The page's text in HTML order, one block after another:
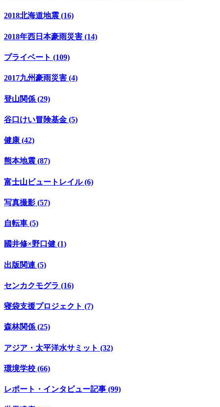
2018北海道地震 (16)
2018年西日本豪雨災害 (14)
プライベート (109)
2017九州豪雨災害 (4)
登山関係 (29)
谷口けい冒険基金 (5)
健康 (42)
熊本地震 (87)
富士山ビュートレイル (6)
写真撮影 (57)
自転車 (5)
國井修×野口健 (1)
出版関連 (5)
センカクモグラ (16)
寝袋支援プロジェクト (7)
森林関係 (25)
アジア・太平洋水サミット (32)
環境学校 (66)
レポート・インタビュー記事 (99)